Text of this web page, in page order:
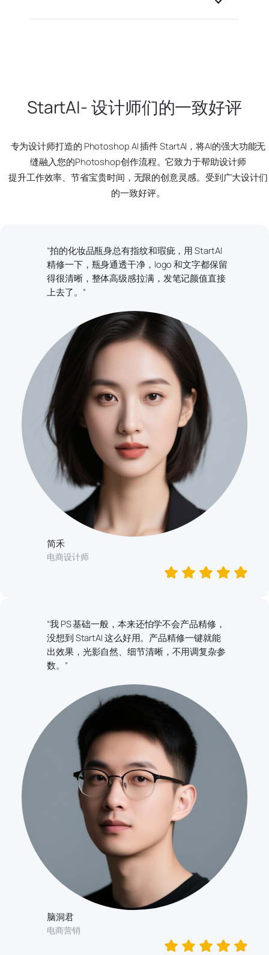
StartAI- 设计师们的一致好评
专为设计师打造的 Photoshop AI 插件 StartAI，将AI的强大功能无
缝融入您的Photoshop创作流程。它致力于帮助设计师
提升工作效率、节省宝贵时间，无限的创意灵感。受到广大设计们
的一致好评。
“拍的化妆品瓶身总有指纹和瑕疵，用 StartAI
精修一下，瓶身通透干净，logo 和文字都保留
得很清晰，整体高级感拉满，发笔记颜值直接
上去了。“
简禾
电商设计师
“我 PS 基础一般，本来还怕学不会产品精修，
没想到 StartAI 这么好用。产品精修一键就能
出效果，光影自然、细节清晰，不用调复杂参
数。”
脑洞君
电商营销